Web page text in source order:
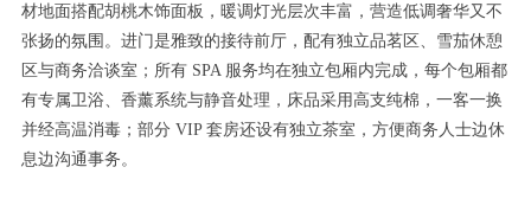
材地面搭配胡桃木饰面板，暖调灯光层次丰富，营造低调奢华又不
张扬的氛围。进门是雅致的接待前厅，配有独立品茗区、雪茄休憩
区与商务洽谈室；所有 SPA 服务均在独立包厢内完成，每个包厢都
有专属卫浴、香薰系统与静音处理，床品采用高支纯棉，一客一换
并经高温消毒；部分 VIP 套房还设有独立茶室，方便商务人士边休
息边沟通事务。